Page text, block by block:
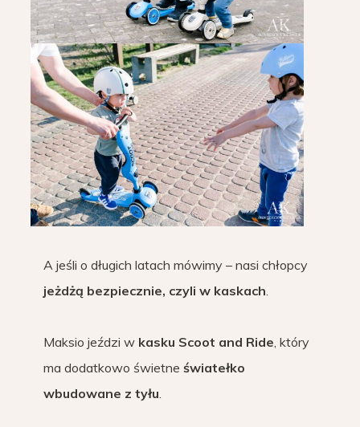
A jeśli o długich latach mówimy – nasi chłopcy
jeżdżą bezpiecznie, czyli w kaskach
Maksio jeździ w kasku Scoot and Ride , który
ma dodatkowo świetne światełko
wbudowane z tyłu